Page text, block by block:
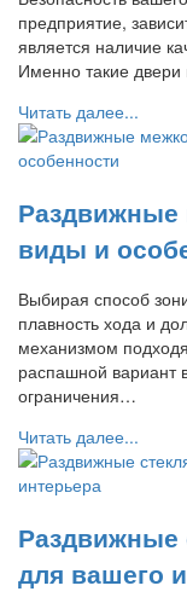
предприятие,
является наличие
Именно такие
Читать далее...
виды и
Выбирая способ
плавность хода и
механизмом
распашной вариант
ограничения…
Читать далее...
Раздвижные
для вашего